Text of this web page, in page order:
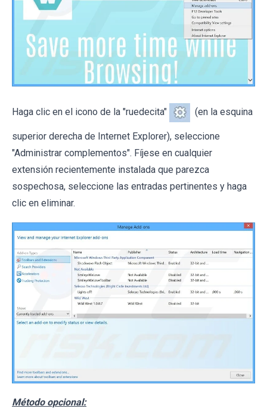
Haga clic en el icono de la "ruedecita" (en la esquina
superior derecha de Internet Explorer), seleccione
"Administrar complementos". Fíjese en cualquier
extensión recientemente instalada que parezca
sospechosa, seleccione las entradas pertinentes y haga
clic en eliminar.
Método opcional: